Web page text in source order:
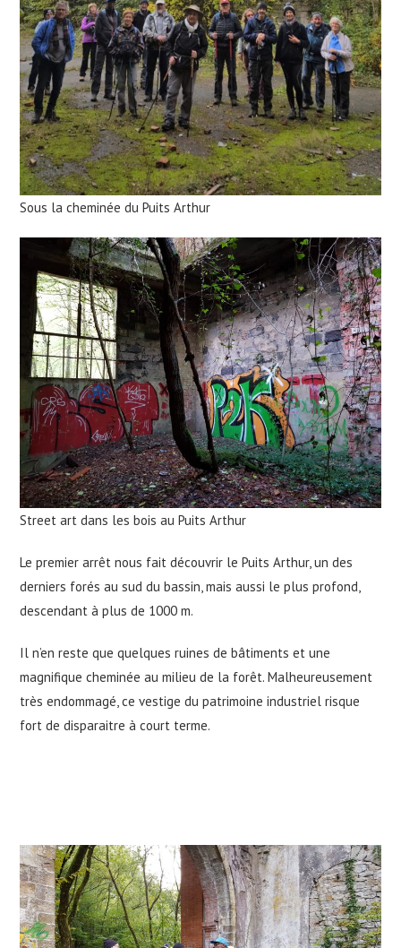
Sous la cheminée du Puits Arthur
Street art dans les bois au Puits Arthur
Le premier arrêt nous fait découvrir le Puits Arthur, un des
derniers forés au sud du bassin, mais aussi le plus profond,
descendant à plus de 1000 m.
Il n’en reste que quelques ruines de bâtiments et une
magnifique cheminée au milieu de la forêt. Malheureusement
très endommagé, ce vestige du patrimoine industriel risque
fort de disparaitre à court terme.